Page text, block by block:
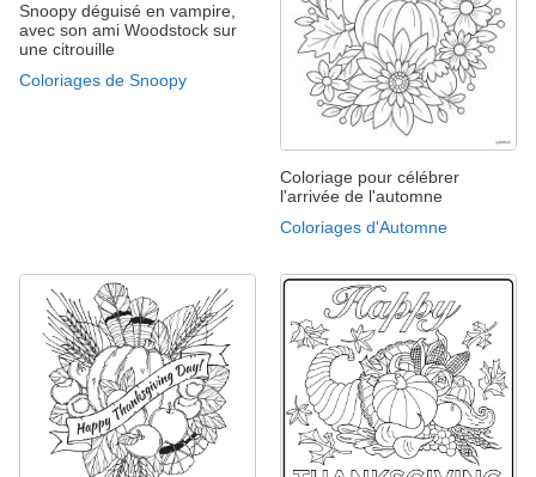
Snoopy déguisé en vampire,
avec son ami Woodstock sur
une citrouille
Coloriages de Snoopy
Coloriage pour célébrer
l'arrivée de l'automne
Coloriages d'Automne